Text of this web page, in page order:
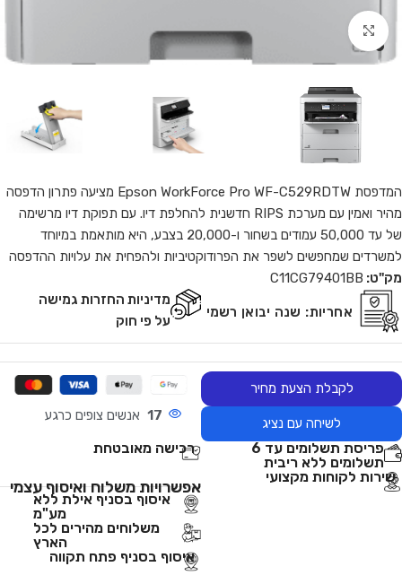
Click to enlarge
המדפסת Epson WorkForce Pro WF-C529RDTW מציעה פתרון הדפסה
מהיר ואמין עם מערכת RIPS חדשנית להחלפת דיו. עם תפוקת דיו מרשימה
של עד 50,000 עמודים בשחור ו-20,000 בצבע, היא מותאמת במיוחד
למשרדים שמחפשים לשפר את הפרודוקטיביות ולהפחית את עלויות ההדפסה
מק"ט: C11CG79401BB
אחריות: שנה יבואן רשמי
מדיניות החזרות גמישה
על פי חוק
לקבלת הצעת מחיר
לשיחה עם נציג 17 אנשים צופים כרגע
פריסת תשלומים עד 6
תשלומים ללא ריבית
רכישה מאובטחת
שירות לקוחות מקצועי
אפשרויות משלוח ואיסוף עצמי
איסוף בסניף אילת ללא
מע"מ
משלוחים מהירים לכל
הארץ
איסוף בסניף פתח תקווה